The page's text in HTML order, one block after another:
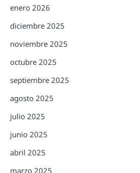
enero 2026
diciembre 2025
noviembre 2025
octubre 2025
septiembre 2025
agosto 2025
julio 2025
junio 2025
abril 2025
marzo 2025